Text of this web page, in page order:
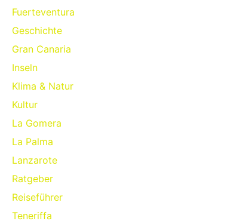
Fuerteventura
Geschichte
Gran Canaria
Inseln
Klima & Natur
Kultur
La Gomera
La Palma
Lanzarote
Ratgeber
Reiseführer
Teneriffa